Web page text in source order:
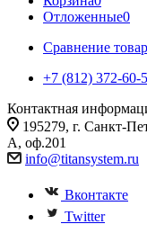
Отложенные0
Сравнение
+7 (812) 372-60-
Контактная
195279, г. Санкт-
А, оф.201
info@titansystem.ru
Вконтакте
Twitter